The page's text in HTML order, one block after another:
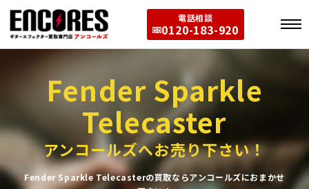
電話相談
0120-183-920
Fender Sparkle
Telecaster
アンコールズへお売り下さい！
Fender Sparkle Telecasterの買取ならアンコールズにおまかせ